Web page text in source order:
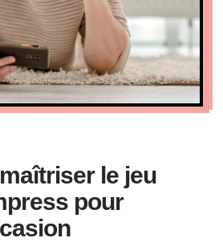
le jeu
pour